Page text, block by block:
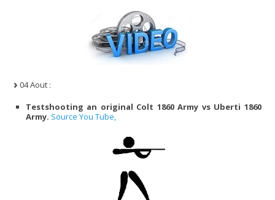
04 Aout :
Testshooting an original Colt 1860 Army vs Uberti 1860
Army. Source You Tube,